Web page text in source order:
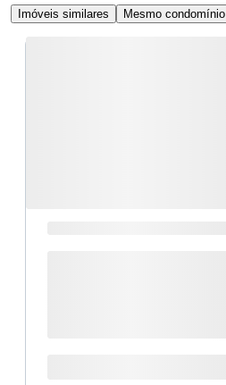
Imóveis similares Mesmo condomínio